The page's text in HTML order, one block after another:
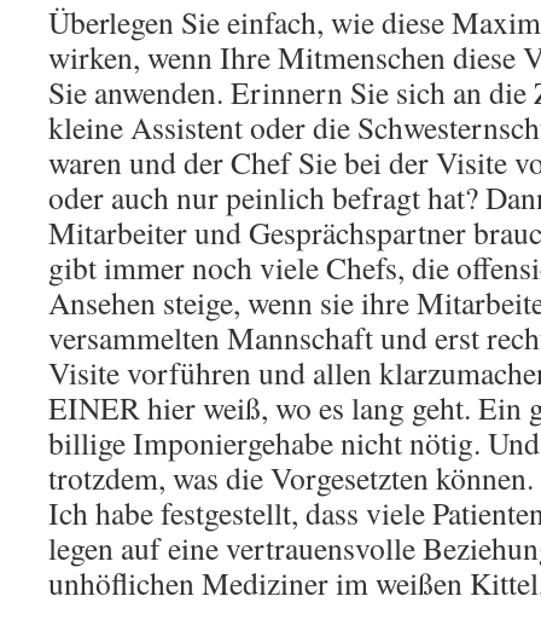
Überlegen Sie einfach, wie diese
wirken, wenn Ihre Mitmenschen diese
Sie anwenden. Erinnern Sie sich an die
kleine Assistent oder die
waren und der Chef Sie bei der Visite
oder auch nur peinlich befragt hat?
Mitarbeiter und Gesprächspartner
gibt immer noch viele Chefs, die
Ansehen steige, wenn sie ihre
versammelten Mannschaft und erst
Visite vorführen und allen
EINER hier weiß, wo es lang geht. Ein
billige Imponiergehabe nicht nötig.
trotzdem, was die Vorgesetzten
Ich habe festgestellt, dass viele
legen auf eine vertrauensvolle
unhöflichen Mediziner im weißen